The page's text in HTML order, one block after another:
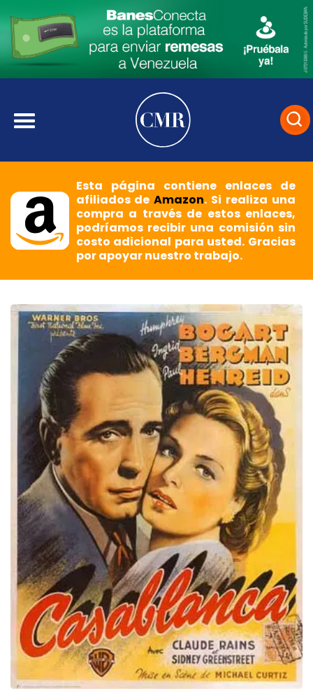
Esta página contiene enlaces de
afiliados deAmazon. Si realiza una
compra a través de estos enlaces,
podríamos recibir una comisión sin
costo adicional para usted. Gracias
por apoyar nuestro trabajo.